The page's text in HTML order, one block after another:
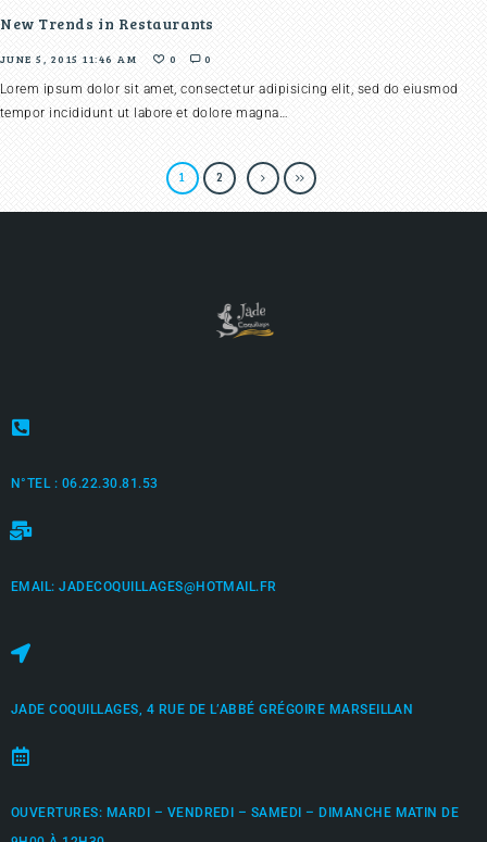
New Trends in Restaurants
JUNE 5, 2015 11:46 AM 0
0
Lorem ipsum dolor sit amet, consectetur adipisicing elit, sed do eiusmod
tempor incididunt ut labore et dolore magna…
1 2
N°TEL : 06.22.30.81.53
EMAIL: JADECOQUILLAGES@HOTMAIL.FR
JADE COQUILLAGES, 4 RUE DE L’ABBÉ GRÉGOIRE MARSEILLAN
OUVERTURES: MARDI – VENDREDI – SAMEDI – DIMANCHE MATIN DE